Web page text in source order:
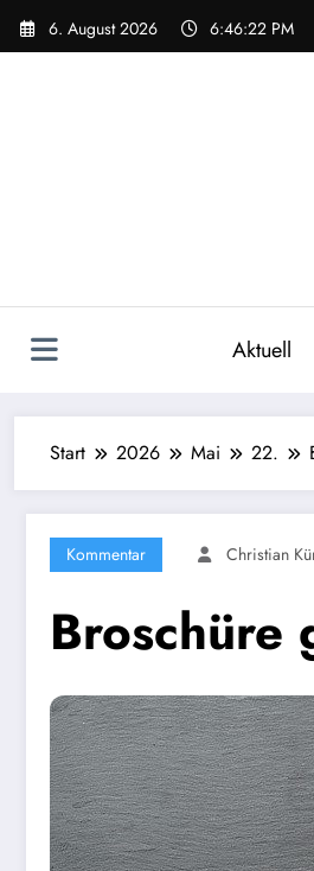
6. August 2026 6:46:23 PM
Aktuell
Start 2026 Mai 22.
Kommentar Christian
Broschüre